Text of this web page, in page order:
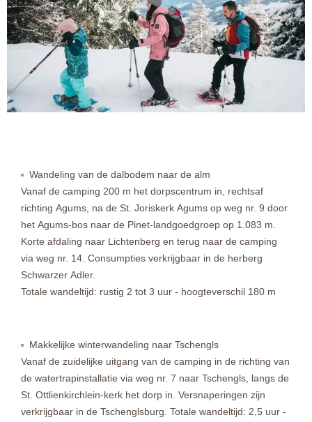
Wandeling van de dalbodem naar de alm
Vanaf de camping 200 m het dorpscentrum in, rechtsaf
richting Agums, na de St. Joriskerk Agums op weg nr. 9 door
het Agums-bos naar de Pinet-landgoedgroep op 1.083 m.
Korte afdaling naar Lichtenberg en terug naar de camping
via weg nr. 14. Consumpties verkrijgbaar in de herberg
Schwarzer Adler.
Totale wandeltijd: rustig 2 tot 3 uur - hoogteverschil 180 m
Makkelijke winterwandeling naar Tschengls
Vanaf de zuidelijke uitgang van de camping in de richting van
de watertrapinstallatie via weg nr. 7 naar Tschengls, langs de
St. Ottlienkirchlein-kerk het dorp in. Versnaperingen zijn
verkrijgbaar in de Tschenglsburg. Totale wandeltijd: 2,5 uur -